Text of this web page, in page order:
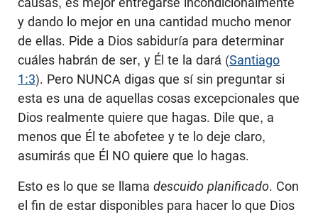
y dando lo mejor en una cantidad mucho menor
de ellas. Pide a Dios sabiduría para determinar
cuáles habrán de ser, y Él te la dará (Santiago
1:3). Pero NUNCA digas que sí sin preguntar si
esta es una de aquellas cosas excepcionales que
Dios realmente quiere que hagas. Dile que, a
menos que Él te abofetee y te lo deje claro,
asumirás que Él NO quiere que lo hagas.
Esto es lo que se llama descuido planificado. Con
el fin de estar disponibles para hacer lo que Dios